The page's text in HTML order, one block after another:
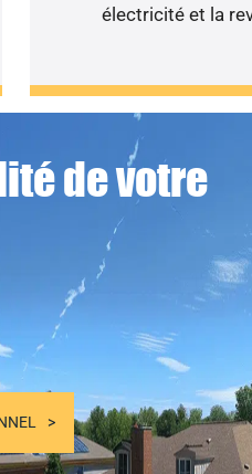
électricité et la
de votre